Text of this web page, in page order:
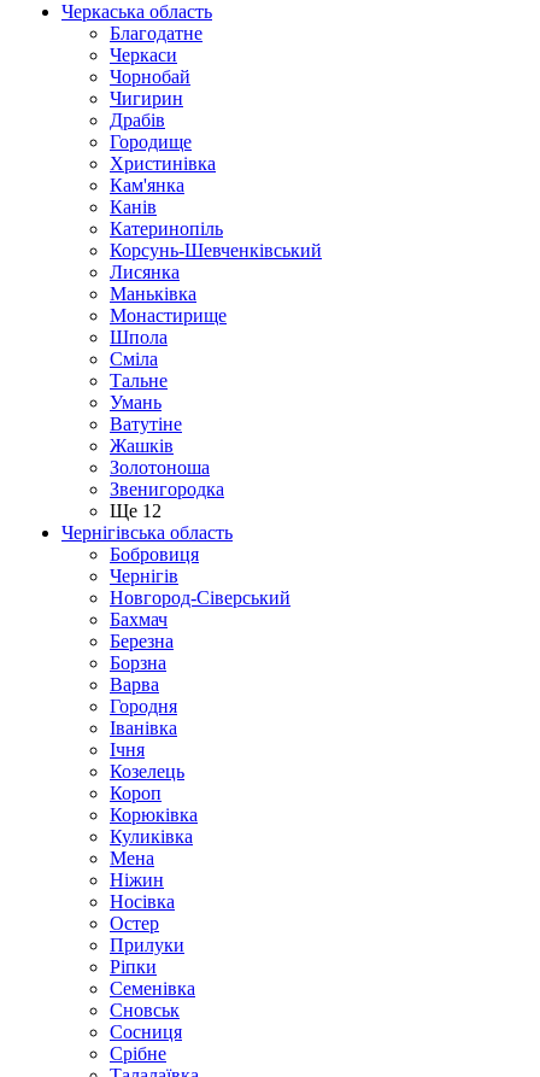
Черкаська область
Благодатне
Черкаси
Чорнобай
Чигирин
Драбів
Городище
Христинівка
Кам'янка
Канів
Катеринопіль
Корсунь-Шевченківський
Лисянка
Маньківка
Монастирище
Шпола
Сміла
Тальне
Умань
Ватутіне
Жашків
Золотоноша
Звенигородка
Ще 12
Чернігівська область
Бобровиця
Чернігів
Новгород-Сіверський
Бахмач
Березна
Борзна
Варва
Городня
Іванівка
Ічня
Козелець
Короп
Корюківка
Куликівка
Мена
Ніжин
Носівка
Остер
Прилуки
Ріпки
Семенівка
Сновськ
Сосниця
Срібне